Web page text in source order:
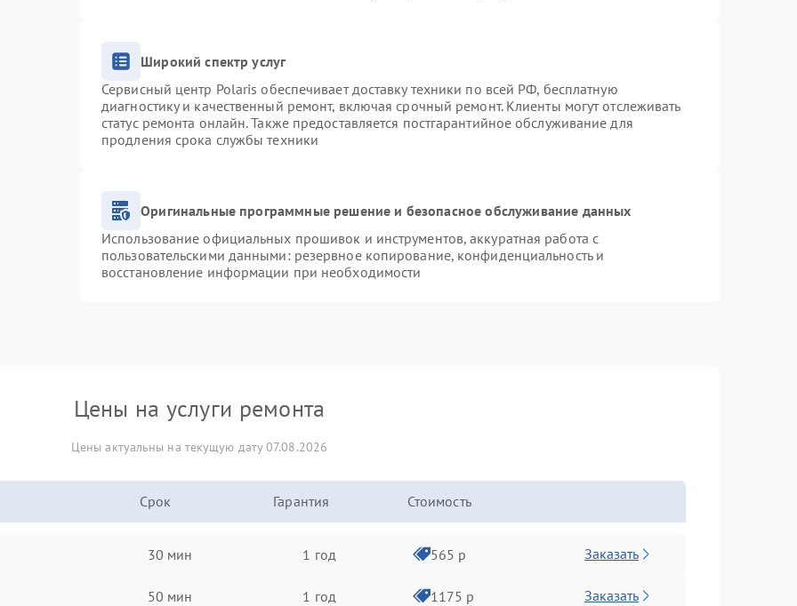
Широкий спектр услуг
Сервисный центр Polaris обеспечивает доставку техники по всей РФ, бесплатную
диагностику и качественный ремонт, включая срочный ремонт. Клиенты могут отслеживать
статус ремонта онлайн. Также предоставляется постгарантийное обслуживание для
продления срока службы техники
Оригинальные программные решение и безопасное обслуживание данных
Использование официальных прошивок и инструментов, аккуратная работа с
пользовательскими данными: резервное копирование, конфиденциальность и
восстановление информации при необходимости
Цены на услуги ремонта
Цены актуальны на текущую дату 07.08.2026
Срок Гарантия Стоимость
30 мин 1 год 565 р Заказать
50 мин 1 год 1175 р Заказать